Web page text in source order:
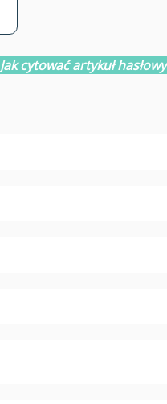
Jak cytować artykuł hasłowy